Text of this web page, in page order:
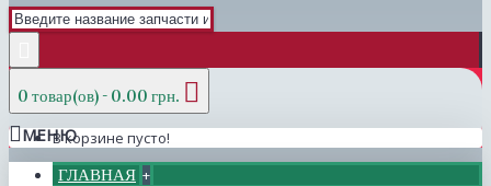
0 товар(ов) - 0.00 грн.
В корзине пусто!
МЕНЮ
ГЛАВНАЯ +